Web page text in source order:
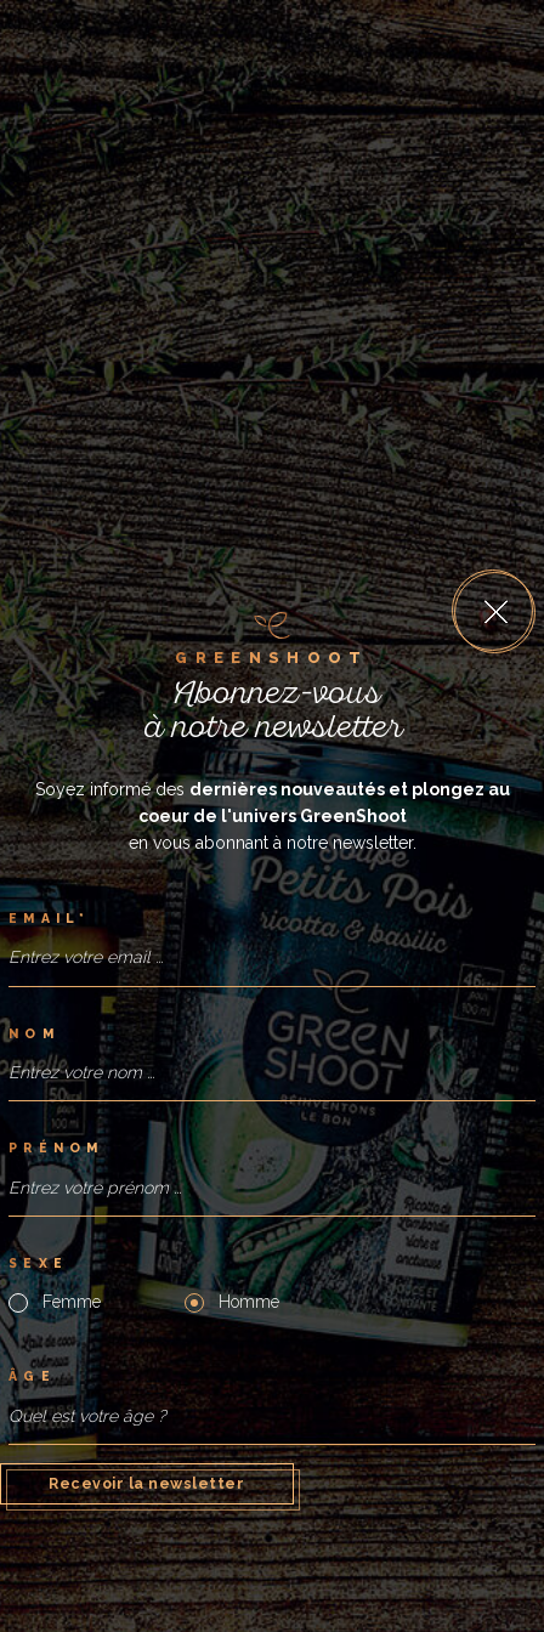
FR EN
HOUMOUS & PESTOS FRAIS
Dip Patate Douce
LA RECETTE
L'onctuosité de la patate douce relevée d'une pointe de piment
Faites trempette avec un gressin ou une chips tortilla dans ce
dip savoureux qui doit tout – ou presque – à la patate douce.
LE PETIT
PLUS
Pointe de piment
GREENSH OOT
Abonnez-vous
à notre newsletter
Soyez informé des dernières nouveautés et plongez au
coeur de l'univers GreenShoot
en vous abonnant à notre newsletter.
E M A IL*
N O M
PRÉNOM
SEXE
Femme Homme
Â GE
Recevoir la newsletter